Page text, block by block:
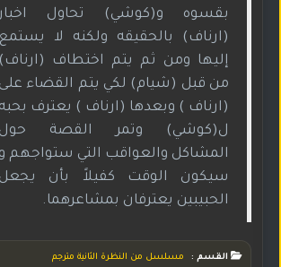
بقسوه و(كوشي) تحاول اخبار
(ارناف) بالحقيقه ولكنه لا يستمع
إليها ومن ثم يتم اختطاف (ارناف)
من قبل (شيام) لكي يتم القضاء على
(ارناف ) وبعدها (ارناف ) يعترف بحبه
ل(كوشي) وتمر القصة حول
المشاكل والعواقب التي ستواجهم و
سيكون الوقت كفيلاً بأن يجعل
الحبيبين يعترفان بمشاعرهما.
القسم : مسلسل من النظرة الثانية مترجم